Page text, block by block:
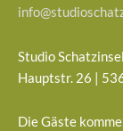
Studio Schatzinsel
Hauptstr. 26 |
Die Gäste